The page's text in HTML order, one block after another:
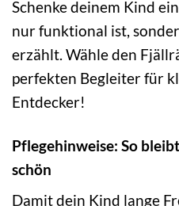
Schenke deinem Kind
nur funktional ist,
erzählt. Wähle den
perfekten Begleiter für
Entdecker!
Pflegehinweise: So
schön
Damit dein Kind lange